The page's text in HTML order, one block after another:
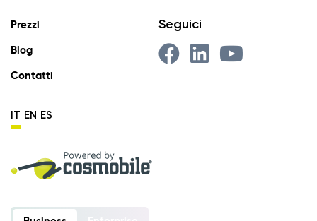
Prezzi
Blog
Contatti
IT EN ES
Seguici